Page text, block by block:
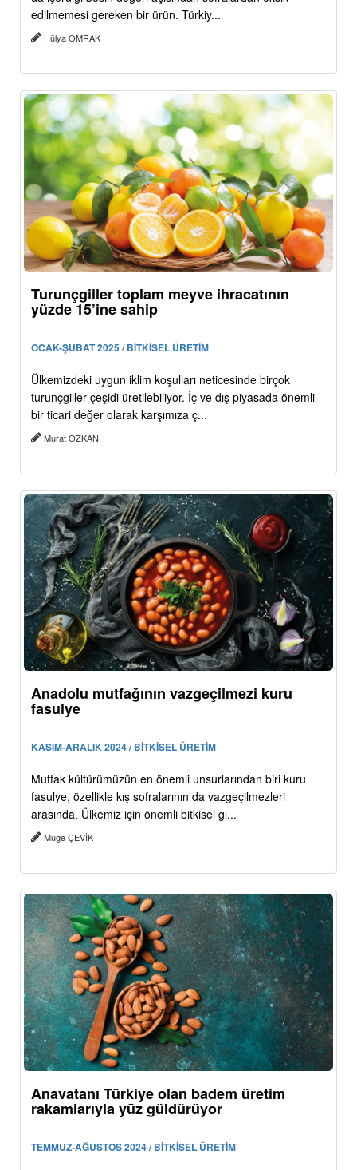
edilmemesi gereken bir ürün. Türkiy...
Hülya OMRAK
Turunçgiller toplam meyve ihracatının
yüzde 15’ine sahip
OCAK-ŞUBAT 2025 / BİTKİSEL ÜRETİM
Ülkemizdeki uygun iklim koşulları neticesinde birçok
turunçgiller çeşidi üretilebiliyor. İç ve dış piyasada önemli
bir ticari değer olarak karşımıza ç...
Murat ÖZKAN
Anadolu mutfağının vazgeçilmezi kuru
fasulye
KASIM-ARALIK 2024 / BİTKİSEL ÜRETİM
Mutfak kültürümüzün en önemli unsurlarından biri kuru
fasulye, özellikle kış sofralarının da vazgeçilmezleri
arasında. Ülkemiz için önemli bitkisel gı...
Müge ÇEVİK
Anavatanı Türkiye olan badem üretim
rakamlarıyla yüz güldürüyor
TEMMUZ-AĞUSTOS 2024 / BİTKİSEL ÜRETİM